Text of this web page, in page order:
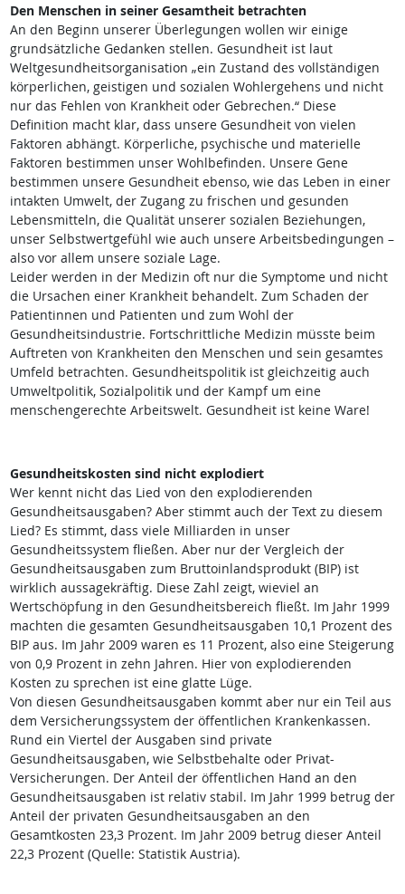
Den Menschen in seiner Gesamtheit betrachten
An den Beginn unserer Überlegungen wollen wir einige
grundsätzliche Gedanken stellen. Gesundheit ist laut
Weltgesundheitsorganisation „ein Zustand des vollständigen
körperlichen, geistigen und sozialen Wohlergehens und nicht
nur das Fehlen von Krankheit oder Gebrechen.“ Diese
Definition macht klar, dass unsere Gesundheit von vielen
Faktoren abhängt. Körperliche, psychische und materielle
Faktoren bestimmen unser Wohlbefinden. Unsere Gene
bestimmen unsere Gesundheit ebenso, wie das Leben in einer
intakten Umwelt, der Zugang zu frischen und gesunden
Lebensmitteln, die Qualität unserer sozialen Beziehungen,
unser Selbstwertgefühl wie auch unsere Arbeitsbedingungen –
also vor allem unsere soziale Lage.
Leider werden in der Medizin oft nur die Symptome und nicht
die Ursachen einer Krankheit behandelt. Zum Schaden der
Patientinnen und Patienten und zum Wohl der
Gesundheitsindustrie. Fortschrittliche Medizin müsste beim
Auftreten von Krankheiten den Menschen und sein gesamtes
Umfeld betrachten. Gesundheitspolitik ist gleichzeitig auch
Umweltpolitik, Sozialpolitik und der Kampf um eine
menschengerechte Arbeitswelt. Gesundheit ist keine Ware!
Gesundheitskosten sind nicht explodiert
Wer kennt nicht das Lied von den explodierenden
Gesundheitsausgaben? Aber stimmt auch der Text zu diesem
Lied? Es stimmt, dass viele Milliarden in unser
Gesundheitssystem fließen. Aber nur der Vergleich der
Gesundheitsausgaben zum Bruttoinlandsprodukt (BIP) ist
wirklich aussagekräftig. Diese Zahl zeigt, wieviel an
Wertschöpfung in den Gesundheitsbereich fließt. Im Jahr 1999
machten die gesamten Gesundheitsausgaben 10,1 Prozent des
BIP aus. Im Jahr 2009 waren es 11 Prozent, also eine Steigerung
von 0,9 Prozent in zehn Jahren. Hier von explodierenden
Kosten zu sprechen ist eine glatte Lüge.
Von diesen Gesundheitsausgaben kommt aber nur ein Teil aus
dem Versicherungssystem der öffentlichen Krankenkassen.
Rund ein Viertel der Ausgaben sind private
Gesundheitsausgaben, wie Selbstbehalte oder Privat-
Versicherungen. Der Anteil der öffentlichen Hand an den
Gesundheitsausgaben ist relativ stabil. Im Jahr 1999 betrug der
Anteil der privaten Gesundheitsausgaben an den
Gesamtkosten 23,3 Prozent. Im Jahr 2009 betrug dieser Anteil
22,3 Prozent (Quelle: Statistik Austria).